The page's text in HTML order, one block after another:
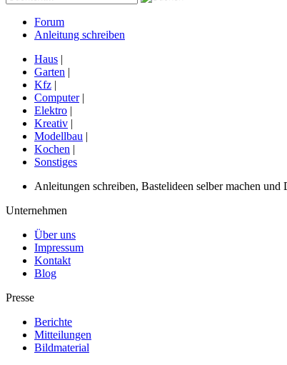
Forum
Anleitung schreiben
Haus
Garten
Kfz
Computer|
Elektro
Kreativ
Modellbau
Kochen
Sonstiges
Anleitungen schreiben, Bastelideen selber machen
Unternehmen
Über uns
Impressum
Kontakt
Blog
Presse
Berichte
Mitteilungen
Bildmaterial